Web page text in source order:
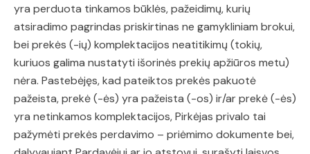
yra perduota tinkamos būklės, pažeidimų, kurių
atsiradimo pagrindas priskirtinas ne gamykliniam brokui,
bei prekės (-ių) komplektacijos neatitikimų (tokių,
kuriuos galima nustatyti išorinės prekių apžiūros metu)
nėra. Pastebėjęs, kad pateiktos prekės pakuotė
pažeista, prekė (-ės) yra pažeista (-os) ir/ar prekė (-ės)
yra netinkamos komplektacijos, Pirkėjas privalo tai
pažymėti prekės perdavimo – priėmimo dokumente bei,